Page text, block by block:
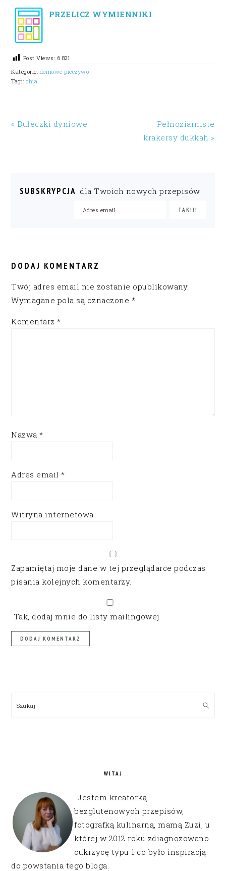
PRZELICZ WYMIENNIKI
Post Views: 6 821
Kategorie: domowe pieczywo
Tagi:chia
« Bułeczki dyniowe
Pełnoziarniste
krakersy dukkah »
SUBSKRYPCJA dla Twoich nowych przepisów
INTERACTIONS
DODAJ KOMENTARZ
Twój adres email nie zostanie opublikowany.
Wymagane pola są oznaczone *
Komentarz*
Nazwa*
Adres email*
Witryna internetowa
Zapamiętaj moje dane w tej przeglądarce podczas
pisania kolejnych komentarzy.
Tak, dodaj mnie do listy mailingowej
Szukaj
WITAJ
Jestem kreatorką
bezglutenowych przepisów,
fotografką kulinarną, mamą Zuzi, u
której w 2012 roku zdiagnozowano
cukrzycę typu 1 co było inspiracją
do powstania tego bloga.